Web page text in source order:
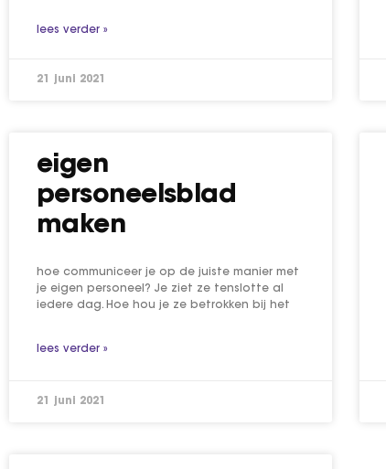
lees verder »
21 juni 2021
eigen
personeelsblad
maken
hoe communiceer je op de juiste manier met
je eigen personeel? Je ziet ze tenslotte al
iedere dag. Hoe hou je ze betrokken bij het
lees verder »
21 juni 2021